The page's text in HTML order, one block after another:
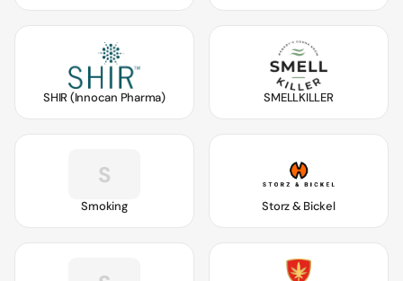
SHIR (Innocan Pharma) SMELLKILLER
S
Smoking Storz & Bickel